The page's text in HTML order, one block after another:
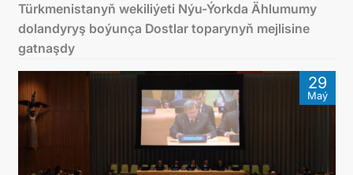
TÜRKMENISTAN
DIM
ARAGATNAŞYK
Türkmenistanyň wekiliýeti Nýu-Ýorkda Ählumumy
dolandyryş boýunça Dostlar toparynyň mejlisine
gatnaşdy
29
Maý